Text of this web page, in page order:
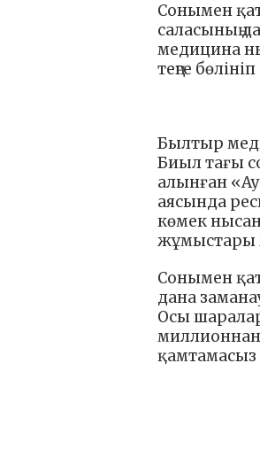
Сонымен
саласының
медицина
теңге
Былтыр
Биыл тағы
алынған
аясында
көмек
жұмыстары
Сонымен
дана
Осы
қамтамасыз